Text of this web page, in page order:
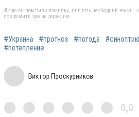
Якщо ви помітили помилку, виділіть необхідний текст і
повідомити про це редакцію
#Украина #прогноз #погода
#потепление
Виктор Проскурников
0,0